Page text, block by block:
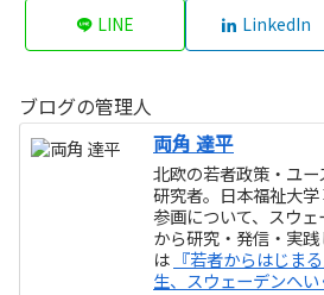
LINE LinkedIn
ブログの管理人
両角 達平
北欧の若者政策・ユ
研究者。日本福祉大
参画について、スウ
から研究・発信・実
は 『若者からはじま
生、スウェーデンへい